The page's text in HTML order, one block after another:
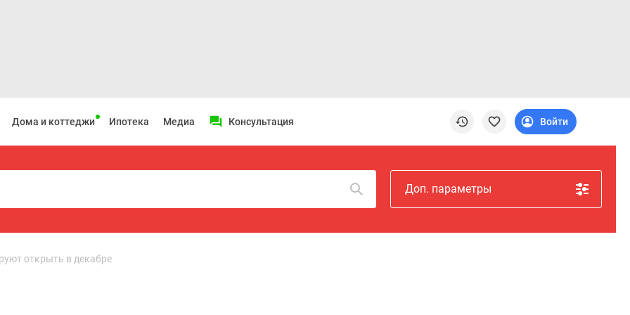
Дома и коттеджи Ипотека Медиа Консультация Войти
Доп. параметры
открыть в декабре